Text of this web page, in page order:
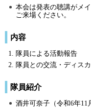
本会は発表の聴講がメ
ご来場ください。
内容
隊員による活動報告
隊員との交流・ディス
隊員紹介
酒井可奈子（令和6年11